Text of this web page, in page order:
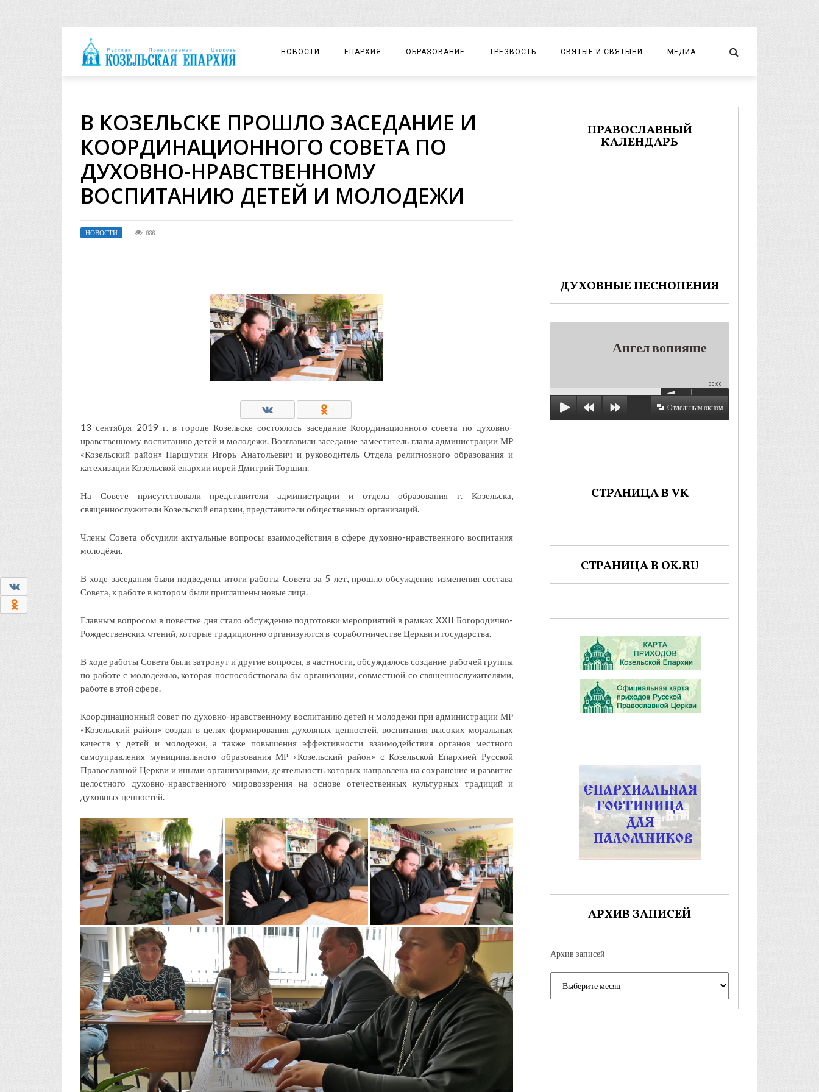
НОВОСТИ ЕПАРХИЯ
ЕПАРХИАЛЬНОЕ УПРАВЛЕНИЕ
ДОКУМЕНТЫ
ЕПАРХИАЛЬНЫЕ ОТДЕЛЫ
ДУХОВЕНСТВО
БЛАГОЧИНИЯ
ХРАМЫ И МОНАСТЫРИ
КОНТАКТЫ/РЕКВИЗИТЫ
ОБРАЗОВАНИЕ
ЦЕНТР «ВОЗРОЖДЕНИЕ»
ДЕТСКИЙ ТУРИЗМ
ТРЕЗВОСТЬ СВЯТЫЕ И СВЯТЫНИ МЕДИА
ФОТО
В КОЗЕЛЬСКЕ ПРОШЛО ЗАСЕДАНИЕ И
КООРДИНАЦИОННОГО СОВЕТА ПО
ДУХОВНО-НРАВСТВЕННОМУ
ВОСПИТАНИЮ ДЕТЕЙ И МОЛОДЕЖИ
НОВОСТИ 936
13 сентября 2019 г. в городе Козельске состоялось заседание Координационного совета по духовно-
нравственному воспитанию детей и молодежи. Возглавили заседание заместитель главы администрации МР
«Козельский район» Паршутин Игорь Анатольевич и руководитель Отдела религиозного образования и
катехизации Козельской епархии иерей Дмитрий Торшин.
На Совете присутствовали представители администрации и отдела образования г. Козельска,
священнослужители Козельской епархии, представители общественных организаций.
Члены Совета обсудили актуальные вопросы взаимодействия в сфере духовно-нравственного воспитания
молодёжи.
В ходе заседания были подведены итоги работы Совета за 5 лет, прошло обсуждение изменения состава
Совета, к работе в котором были приглашены новые лица.
Главным вопросом в повестке дня стало обсуждение подготовки мероприятий в рамках XXII Богородично-
Рождественских чтений, которые традиционно организуются в соработничестве Церкви и государства.
В ходе работы Совета были затронут и другие вопросы, в частности, обсуждалось создание рабочей группы
по работе с молодёжью, которая поспособствовала бы организации, совместной со священнослужителями,
работе в этой сфере.
Координационный совет по духовно-нравственному воспитанию детей и молодежи при администрации МР
«Козельский район» создан в целях формирования духовных ценностей, воспитания высоких моральных
качеств у детей и молодежи, а также повышения эффективности взаимодействия органов местного
самоуправления муниципального образования МР «Козельский район» с Козельской Епархией Русской
Православной Церкви и иными организациями, деятельность которых направлена на сохранение и развитие
целостного духовно-нравственного мировоззрения на основе отечественных культурных традиций и
духовных ценностей.
ПРАВОСЛАВНЫЙ
КАЛЕНДАРЬ
ДУХОВНЫЕ ПЕСНОПЕНИЯ
Ангел вопияше
00:00
Отдельным окном
СТРАНИЦА В VK
СТРАНИЦА В OK.RU
АРХИВ ЗАПИСЕЙ
Архив записей